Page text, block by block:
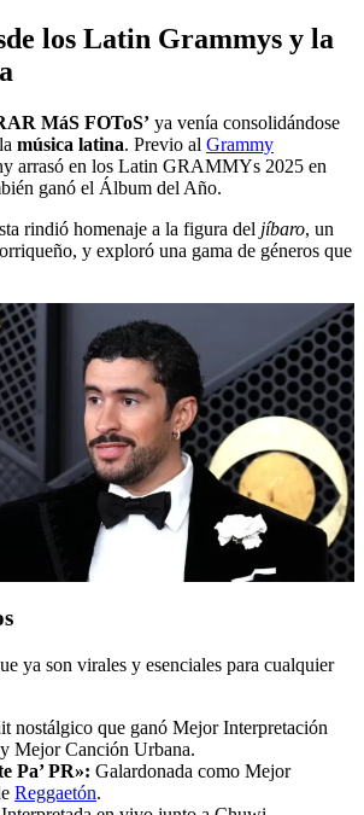
los Latin Grammys y la
MáS FOToS’ ya venía consolidándose
música latina. Previo al Grammy
arrasó en los Latin GRAMMYs 2025 en
ganó el Álbum del Año.
rindió homenaje a la figura del jíbaro, un
y exploró una gama de géneros que
ya son virales y esenciales para cualquier
nostálgico que ganó Mejor Interpretación
Mejor Canción Urbana.
Pa’ PR»: Galardonada como Mejor
Reggaetón.